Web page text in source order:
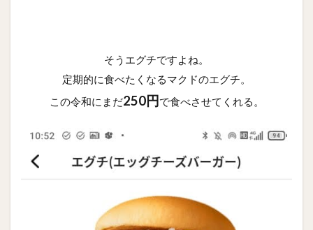
そうエグチですよね。
定期的に食べたくなるマクドのエグチ。
この令和にまだ250円で食べさせてくれる。